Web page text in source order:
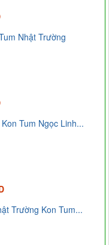
Nhật Trường
Tum Ngọc Linh...
Trường Kon Tum...